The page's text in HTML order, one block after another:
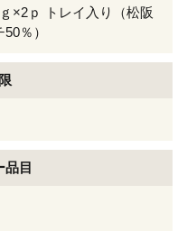
×2ｐ トレイ入り（松阪
％）
品目